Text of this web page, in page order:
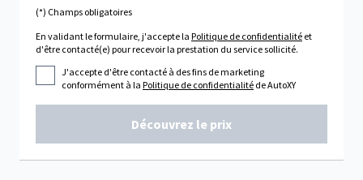
(*) Champs obligatoires
En validant le formulaire, j'accepte la Politique de confidentialité et
d'être contacté(e) pour recevoir la prestation du service sollicité.
J'accepte d'être contacté à des fins de marketing
conformément à la Politique de confidentialité de AutoXY
Découvrez le prix